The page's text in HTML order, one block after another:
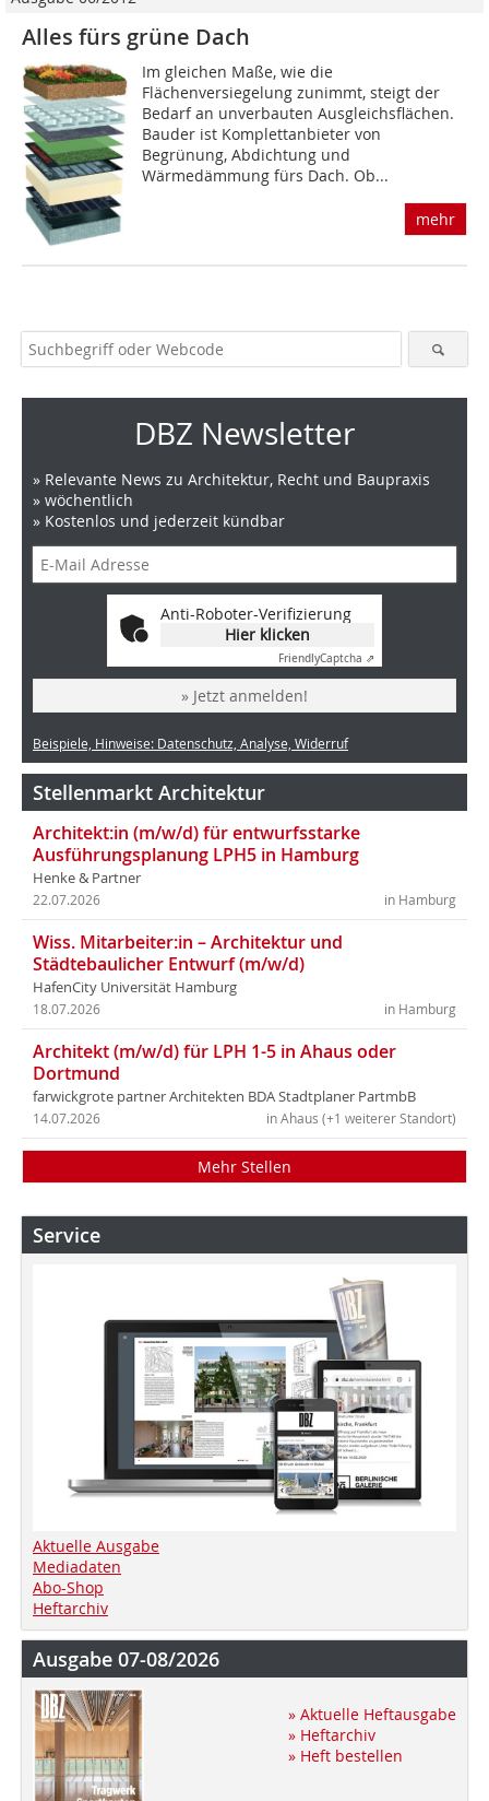
Alles fürs grüne Dach
Im gleichen Maße, wie die
Flächenversiegelung zunimmt, steigt der
Bedarf an unverbauten Ausgleichsflächen.
Bauder ist Komplettanbieter von
Begrünung, Abdichtung und
Wärmedämmung fürs Dach. Ob...
mehr
DBZ Newsletter
» Relevante News zu Architektur, Recht und Baupraxis
» wöchentlich
» Kostenlos und jederzeit kündbar
Anti-Roboter-Verifizierung
Hier klicken
FriendlyCaptcha ⇗
» Jetzt anmelden!
Beispiele, Hinweise: Datenschutz, Analyse, Widerruf
Stellenmarkt Architektur
Architekt:in (m/w/d) für entwurfsstarke
Ausführungsplanung LPH5 in Hamburg
Henke & Partner
in Hamburg
22.07.2026
Wiss. Mitarbeiter:in – Architektur und
Städtebaulicher Entwurf (m/w/d)
HafenCity Universität Hamburg
in Hamburg
18.07.2026
Architekt (m/w/d) für LPH 1-5 in Ahaus oder
Dortmund
farwickgrote partner Architekten BDA Stadtplaner PartmbB
in Ahaus (+1 weiterer Standort)
14.07.2026
Mehr Stellen
Service
Aktuelle Ausgabe
Mediadaten
Abo-Shop
Heftarchiv
Ausgabe 07-08/2026
» Aktuelle Heftausgabe
» Heftarchiv
» Heft bestellen